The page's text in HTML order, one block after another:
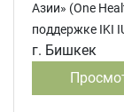
Азии» (One
поддержке IKI
г. Бишкек